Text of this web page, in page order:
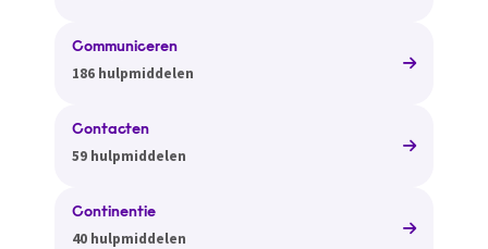
Communiceren
186 hulpmiddelen
Contacten
59 hulpmiddelen
Continentie
40 hulpmiddelen